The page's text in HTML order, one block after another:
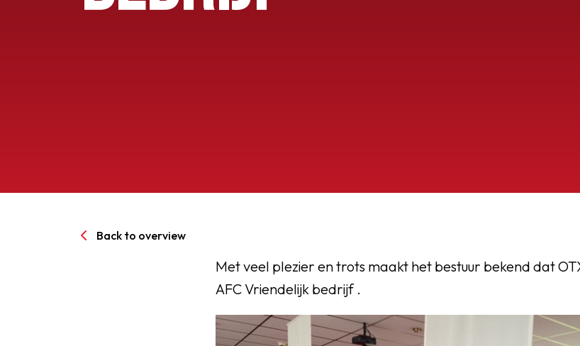
Senioren
SPORTPARK GOED GENOEG
LIDMAATSCHAP
Back to overview
Met veel plezier en trots maakt het bestuur bekend dat
AFC Vriendelijk bedrijf .